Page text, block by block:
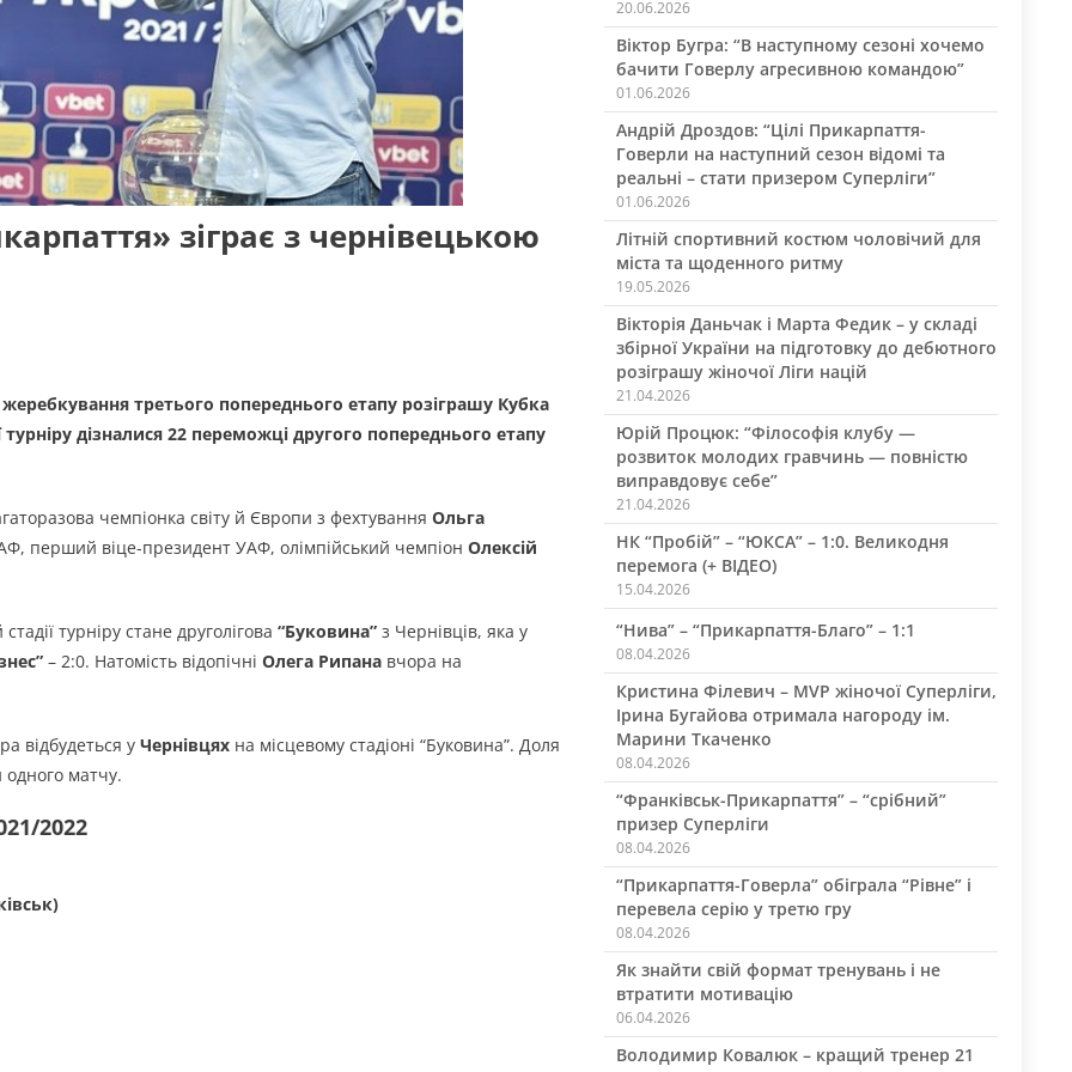
зіграє з чернівецькою
третього попереднього етапу розіграшу Кубка
турніру дізналися 22 переможці другого попереднього етапу
чемпіонка світу й Європи з фехтування Ольга
перший віце-президент УАФ, олімпійський чемпіон Олексій
турніру стане друголігова “Буковина” з Чернівців, яка у
– 2:0. Натомість відопічні Олега Рипана вчора на
відбудеться у Чернівцях на місцевому cтадіоні “Буковина”. Доля
одного матчу.
2022
20.06.2026
Віктор Бугра: “В наступному сезоні хочемо
бачити Говерлу агресивною командою”
01.06.2026
Андрій Дроздов: “Цілі Прикарпаття-
Говерли на наступний сезон відомі та
реальні – стати призером Суперліги”
01.06.2026
Літній спортивний костюм чоловічий для
міста та щоденного ритму
19.05.2026
Вікторія Даньчак і Марта Федик – у складі
збірної України на підготовку до дебютного
розіграшу жіночої Ліги націй
21.04.2026
Юрій Процюк: “Філософія клубу —
розвиток молодих гравчинь — повністю
виправдовує себе”
21.04.2026
НК “Пробій” – “ЮКСА” – 1:0. Великодня
перемога (+ ВІДЕО)
15.04.2026
“Нива” – “Прикарпаття-Благо” – 1:1
08.04.2026
Кристина Філевич – MVP жіночої Суперліги,
Ірина Бугайова отримала нагороду ім.
Марини Ткаченко
08.04.2026
“Франківськ-Прикарпаття” – “срібний”
призер Суперліги
08.04.2026
“Прикарпаття-Говерла” обіграла “Рівне” і
перевела серію у третю гру
08.04.2026
Як знайти свій формат тренувань і не
втратити мотивацію
06.04.2026
Володимир Ковалюк – кращий тренер 21